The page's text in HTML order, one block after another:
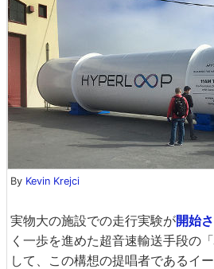
By Kevin Krejci
実物大の施設での走行実験が開始
く一歩を進めた超音速輸送手段の「
して、この構想の提唱者であるイ